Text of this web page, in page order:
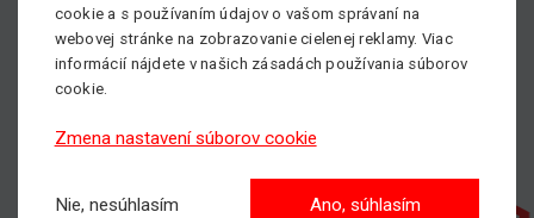
cookie a s používaním údajov o vašom správaní na
webovej stránke na zobrazovanie cielenej reklamy. Viac
informácií nájdete v našich zásadách používania súborov
cookie.
Zmena nastavení súborov cookie
Nie, nesúhlasím Ano, súhlasím